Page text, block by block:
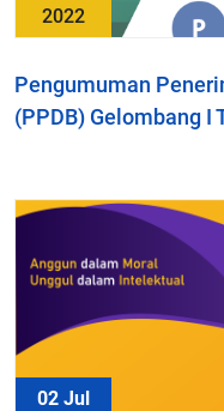
2022
Pengumuman
(PPDB) Gelombang I
02 Jul